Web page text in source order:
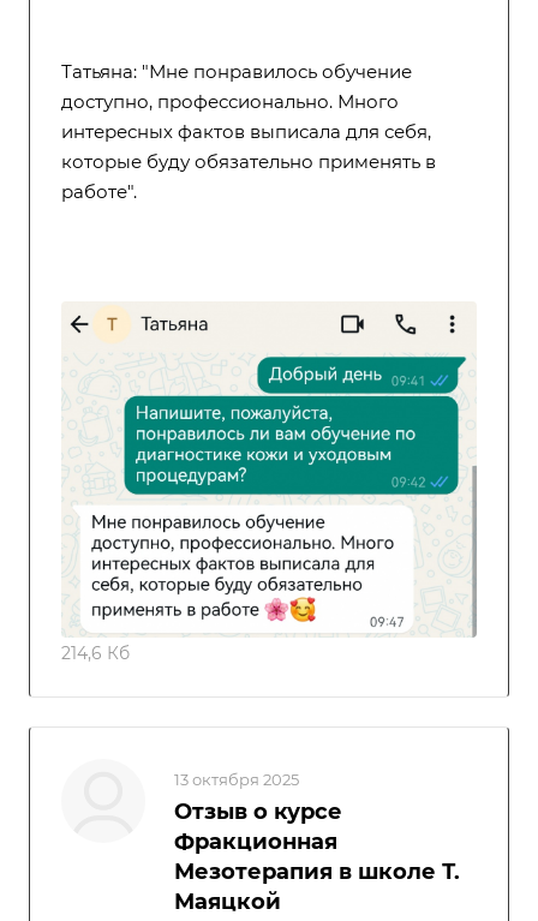
Татьяна: "Мне понравилось обучение
доступно, профессионально. Много
интересных фактов выписала для себя,
которые буду обязательно применять в
работе".
214,6 Кб
13 октября 2025
Отзыв о курсе
Фракционная
Мезотерапия в школе Т.
Маяцкой